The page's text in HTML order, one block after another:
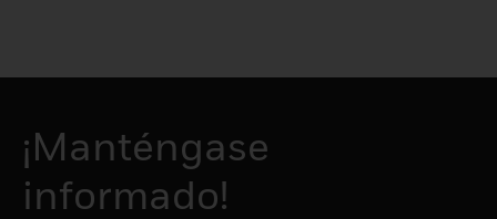
¡Manténgase
informado!